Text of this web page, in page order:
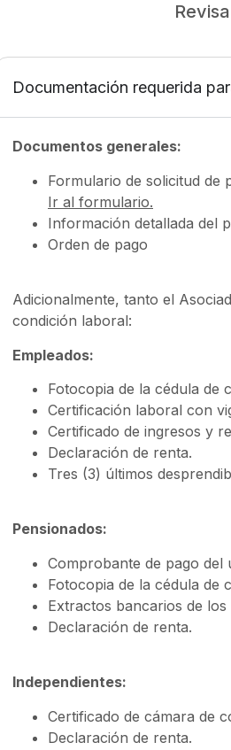
Documentación requerida
Documentos generales:
Formulario de solicitud de
Ir al formulario.
Información detallada del
Orden de pago
Adicionalmente, tanto el
condición laboral:
Empleados:
Fotocopia de la cédula de
Certificación laboral con
Certificado de ingresos y
Declaración de renta.
Tres (3) últimos
Pensionados:
Comprobante de pago del
Fotocopia de la cédula de
Extractos bancarios de
Declaración de renta.
Independientes:
Certificado de cámara de
Declaración de renta.